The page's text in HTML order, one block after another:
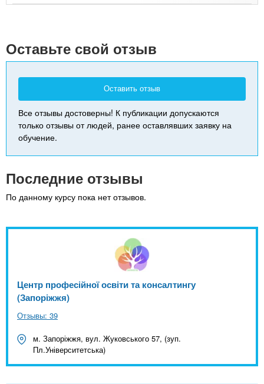
Оставьте свой отзыв
Оставить отзыв
Все отзывы достоверны! К публикации допускаются
только отзывы от людей, ранее оставлявших заявку на
обучение.
Последние отзывы
По данному курсу пока нет отзывов.
Центр професійної освіти та консалтингу
(Запоріжжя)
Отзывы: 39
м. Запоріжжя, вул. Жуковського 57, (зуп.
Пл.Університетська)